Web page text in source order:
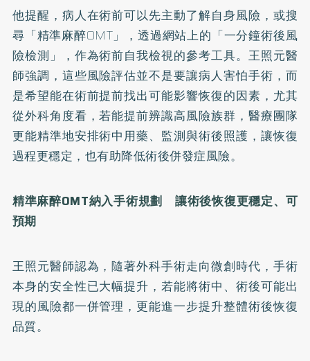
他提醒，病人在術前可以先主動了解自身風險，或搜
尋「精準麻醉OMT」，透過網站上的「一分鐘術後風
險檢測」，作為術前自我檢視的參考工具。王照元醫
師強調，這些風險評估並不是要讓病人害怕手術，而
是希望能在術前提前找出可能影響恢復的因素，尤其
從外科角度看，若能提前辨識高風險族群，醫療團隊
更能精準地安排術中用藥、監測與術後照護，讓恢復
過程更穩定，也有助降低術後併發症風險。
精準麻醉OMT納入手術規劃 讓術後恢復更穩定、可
預期
王照元醫師認為，隨著外科手術走向微創時代，手術
本身的安全性已大幅提升，若能將術中、術後可能出
現的風險都一併管理，更能進一步提升整體術後恢復
品質。